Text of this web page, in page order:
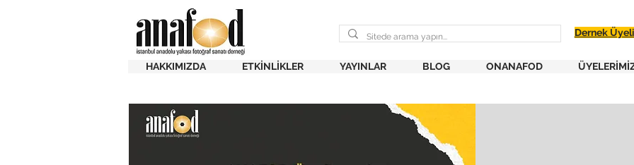
Dernek
HAKKIMIZDA ETKİNLİKLER YAYINLAR BLOG ONANAFOD